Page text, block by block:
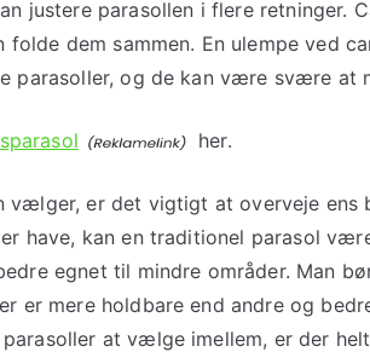
justere parasollen i flere retninger.
folde dem sammen. En ulempe ved
parasoller, og de kan være svære at
her.
vælger, er det vigtigt at overveje ens
have, kan en traditionel parasol
egnet til mindre områder. Man
er mere holdbare end andre og
at vælge imellem, er der